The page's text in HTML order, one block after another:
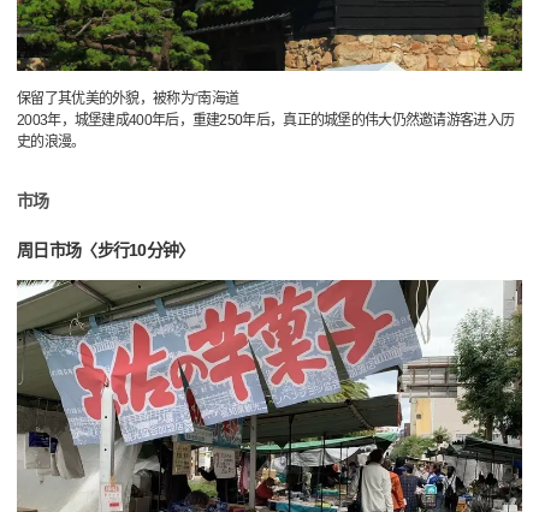
保留了其优美的外貌，被称为“南海道
2003年，城堡建成400年后，重建250年后，真正的城堡的伟大仍然邀请游客进入历
史的浪漫。
市场
周日市场〈步行10分钟〉